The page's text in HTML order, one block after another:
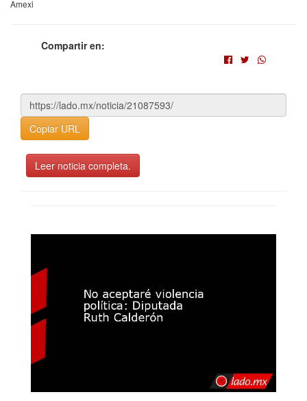
Amexi
Compartir en:
Copiar URL
Leer noticia completa.